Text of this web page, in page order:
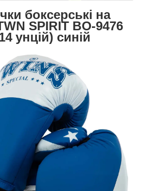
боксерські на
SPIRIT BO-9476
унцій) синій